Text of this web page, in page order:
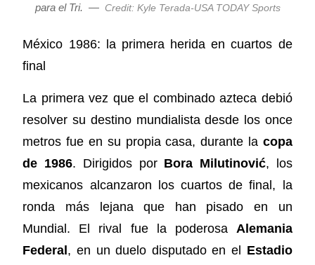
para el Tri. — Credit: Kyle Terada-USA TODAY Sports
México 1986: la primera herida en cuartos de
final
La primera vez que el combinado azteca debió
resolver su destino mundialista desde los once
metros fue en su propia casa, durante la copa
de 1986. Dirigidos por Bora Milutinović, los
mexicanos alcanzaron los cuartos de final, la
ronda más lejana que han pisado en un
Mundial. El rival fue la poderosa Alemania
Federal , en un duelo disputado en el Estadio